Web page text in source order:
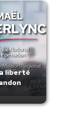
liberté